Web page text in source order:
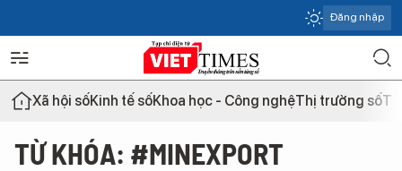
Đăng nhập
Xã hội sốKinh tế sốKhoa học - Công nghệThị trường số
TỪ KHÓA: #MINEXPORT